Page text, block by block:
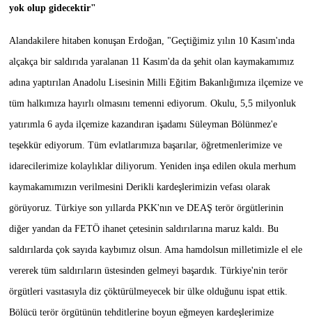
yok olup gidecektir"
Alandakilere hitaben konuşan Erdoğan, "Geçtiğimiz yılın 10 Kasım'ında
alçakça bir saldırıda yaralanan 11 Kasım'da da şehit olan kaymakamımız
adına yaptırılan Anadolu Lisesinin Milli Eğitim Bakanlığımıza ilçemize ve
tüm halkımıza hayırlı olmasını temenni ediyorum. Okulu, 5,5 milyonluk
yatırımla 6 ayda ilçemize kazandıran işadamı Süleyman Bölünmez'e
teşekkür ediyorum. Tüm evlatlarımıza başarılar, öğretmenlerimize ve
idarecilerimize kolaylıklar diliyorum. Yeniden inşa edilen okula merhum
kaymakamımızın verilmesini Derikli kardeşlerimizin vefası olarak
görüyoruz. Türkiye son yıllarda PKK'nın ve DEAŞ terör örgütlerinin
diğer yandan da FETÖ ihanet çetesinin saldırılarına maruz kaldı. Bu
saldırılarda çok sayıda kaybımız olsun. Ama hamdolsun milletimizle el ele
vererek tüm saldırıların üstesinden gelmeyi başardık. Türkiye'nin terör
örgütleri vasıtasıyla diz çöktürülmeyecek bir ülke olduğunu ispat ettik.
Bölücü terör örgütünün tehditlerine boyun eğmeyen kardeşlerimize